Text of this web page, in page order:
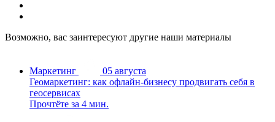
Возможно, вас заинтересуют другие наши материалы
Маркетинг
05 августа
Геомаркетинг: как офлайн-бизнесу продвигать себя в
геосервисах
Прочтёте за 4 мин.